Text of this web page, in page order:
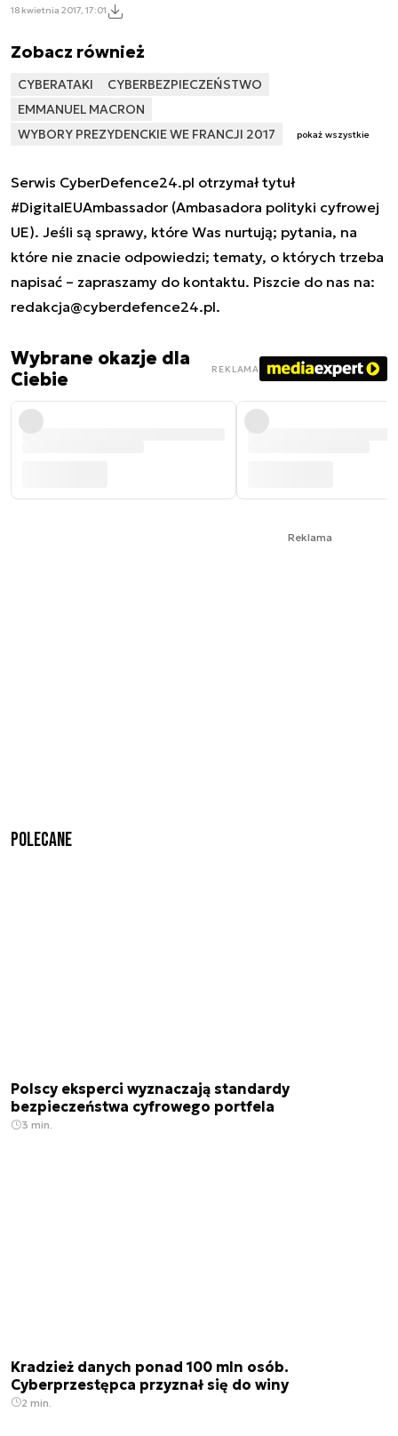
18 kwietnia 2017, 17:01
Zobacz również
CYBERATAKI
CYBERBEZPIECZEŃSTWO
EMMANUEL MACRON
WYBORY PREZYDENCKIE WE FRANCJI 2017
pokaż wszystkie
Serwis CyberDefence24.pl otrzymał tytuł
#DigitalEUAmbassador (Ambasadora polityki cyfrowej
UE). Jeśli są sprawy, które Was nurtują; pytania, na
które nie znacie odpowiedzi; tematy, o których trzeba
napisać – zapraszamy do kontaktu. Piszcie do nas na:
redakcja@cyberdefence24.pl.
Wybrane okazje dla
Ciebie
REKLAMA
Reklama
Polecane
Polscy eksperci wyznaczają standardy
bezpieczeństwa cyfrowego portfela
3 min.
Kradzież danych ponad 100 mln osób.
Cyberprzestępca przyznał się do winy
2 min.